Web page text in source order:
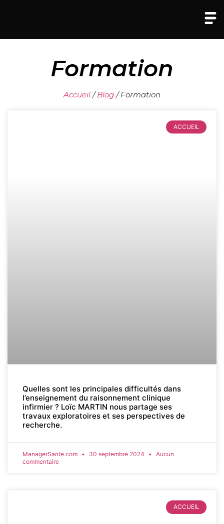
Formation
Accueil/Blog/Formation
ACCUEIL
Quelles sont les principales difficultés dans
l’enseignement du raisonnement clinique
infirmier ? Loïc MARTIN nous partage ses
travaux exploratoires et ses perspectives de
recherche.
ManagerSante.com 30 septembre 2024
Aucun
commentaire
ACCUEIL